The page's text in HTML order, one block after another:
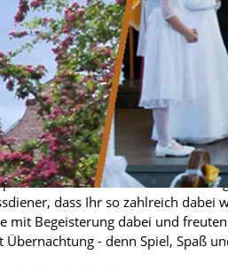
in Kassel!...
Klapperkinder (Messdiener und
in dieser Zeit schweigenden
um achtzehn Uhr erinnerten
zu den Gottesdiensten ein. Ein
dass Ihr so zahlreich dabei
mit Begeisterung dabei und
- denn Spiel, Spaß